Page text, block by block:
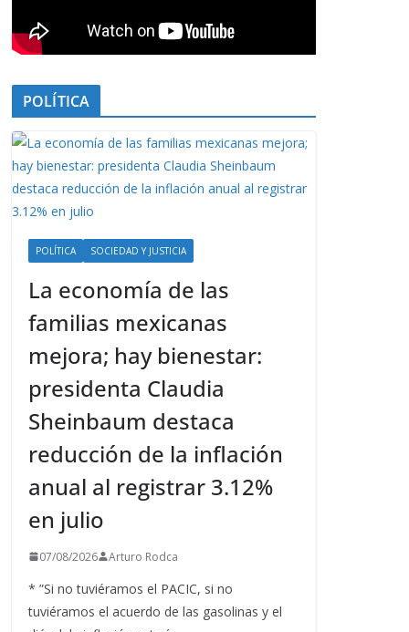
POLÍTICA
POLÍTICA SOCIEDAD Y JUSTICIA
La economía de las
familias mexicanas
mejora; hay bienestar:
presidenta Claudia
Sheinbaum destaca
reducción de la inflación
anual al registrar 3.12%
en julio
07/08/2026 Arturo Rodca
* ”Si no tuviéramos el PACIC, si no
tuviéramos el acuerdo de las gasolinas y el